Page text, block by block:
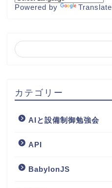
Powered by Translate
カテゴリー
AIと設備制御勉強会
API
BabylonJS